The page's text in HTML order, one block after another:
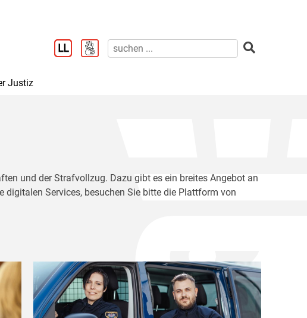
Justiz
und der Strafvollzug. Dazu gibt es ein breites Angebot an
Services, besuchen Sie bitte die Plattform von